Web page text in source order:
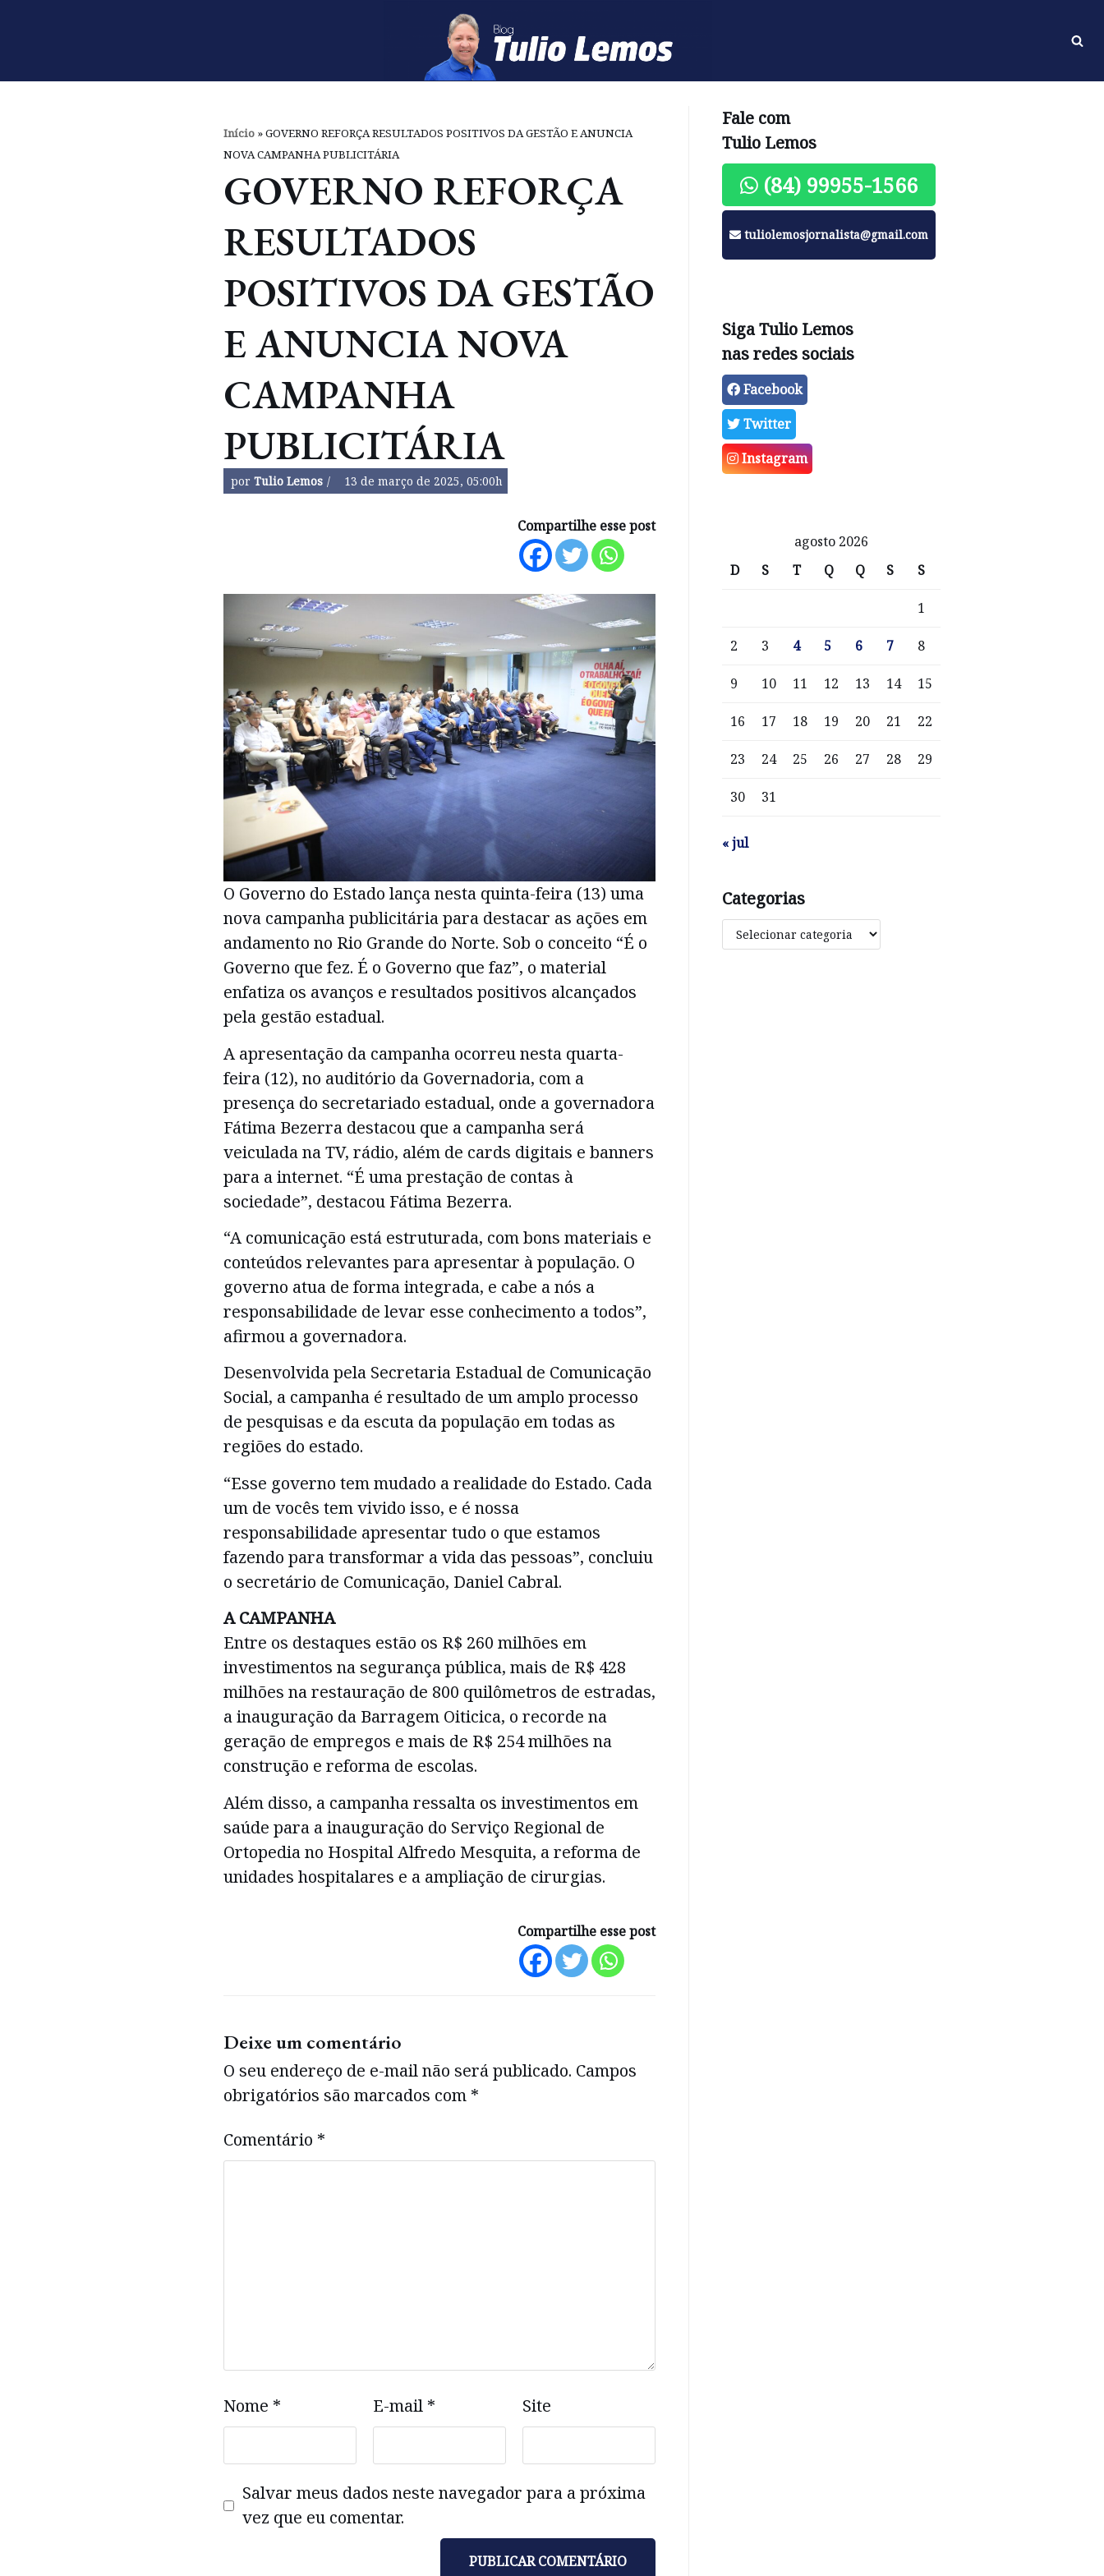
o
Início »GOVERNO REFORÇA RESULTADOS POSITIVOS DA GESTÃO E ANUNCIA
NOVA CAMPANHA PUBLICITÁRIA
GOVERNO REFORÇA
RESULTADOS
POSITIVOS DA GESTÃO
E ANUNCIA NOVA
CAMPANHA
PUBLICITÁRIA
por Tulio Lemos 13 de março de 2025, 05:00h
Compartilhe esse post
O Governo do Estado lança nesta quinta-feira (13) uma
nova campanha publicitária para destacar as ações em
andamento no Rio Grande do Norte. Sob o conceito “É o
Governo que fez. É o Governo que faz”, o material
enfatiza os avanços e resultados positivos alcançados
pela gestão estadual.
A apresentação da campanha ocorreu nesta quarta-
feira (12), no auditório da Governadoria, com a
presença do secretariado estadual, onde a governadora
Fátima Bezerra destacou que a campanha será
veiculada na TV, rádio, além de cards digitais e banners
para a internet. “É uma prestação de contas à
sociedade”, destacou Fátima Bezerra.
“A comunicação está estruturada, com bons materiais e
conteúdos relevantes para apresentar à população. O
governo atua de forma integrada, e cabe a nós a
responsabilidade de levar esse conhecimento a todos”,
afirmou a governadora.
Desenvolvida pela Secretaria Estadual de Comunicação
Social, a campanha é resultado de um amplo processo
de pesquisas e da escuta da população em todas as
regiões do estado.
“Esse governo tem mudado a realidade do Estado. Cada
um de vocês tem vivido isso, e é nossa
responsabilidade apresentar tudo o que estamos
fazendo para transformar a vida das pessoas”, concluiu
o secretário de Comunicação, Daniel Cabral.
A CAMPANHA
Entre os destaques estão os R$ 260 milhões em
investimentos na segurança pública, mais de R$ 428
milhões na restauração de 800 quilômetros de estradas,
a inauguração da Barragem Oiticica, o recorde na
geração de empregos e mais de R$ 254 milhões na
construção e reforma de escolas.
Além disso, a campanha ressalta os investimentos em
saúde para a inauguração do Serviço Regional de
Ortopedia no Hospital Alfredo Mesquita, a reforma de
unidades hospitalares e a ampliação de cirurgias.
Compartilhe esse post
Deixe um comentário
O seu endereço de e-mail não será publicado. Campos
obrigatórios são marcados com *
Comentário *
Nome * E-mail * Site
Salvar meus dados neste navegador para a próxima
vez que eu comentar.
Fale com
Tulio Lemos
(84) 99955-1566
tuliolemosjornalista@gmail.com
Siga Tulio Lemos
nas redes sociais
Facebook
Twitter
Instagram
agosto 2026
D
S T Q Q S S
1
2 3 4 5 6 7 8
9 10 11 12 13 14 15
16 17 18 19 20 21 22
23 24 25 26 27 28 29
30 31
« jul
Categorias